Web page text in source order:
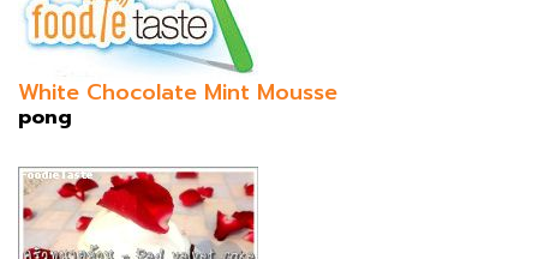
White Chocolate Mint Mousse
pong